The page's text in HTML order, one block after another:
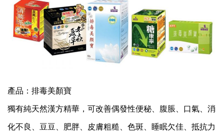
產品：排毒美顏寶
獨有純天然漢方精華，可改善偶發性便秘、腹脹、口氣、消
化不良、豆豆、肥胖、皮膚粗糙、色斑、睡眠欠佳、抵抗力